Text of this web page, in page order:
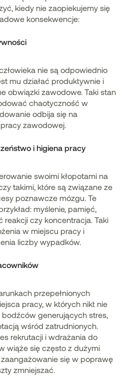
kiedy nie zaopiekujemy się
konsekwencje:
nie są odpowiednio
mu działać produktywnie i
obwiązki zawodowe. Taki stan
chaotyczność w
odbija się na
zawodowej.
i higiena pracy
swoimi kłopotami na
takimi, które są związane ze
poznawcze mózgu. Te
myślenie, pamięć,
reakcji czy koncentracja. Taki
w miejscu pracy i
liczby wypadków.
przepełnionych
pracy, w których nikt nie
generujących stres,
wśród zatrudnionych.
rekrutacji i wdrażania do
wiąże się często z dużymi
się w poprawę
zmniejszać.